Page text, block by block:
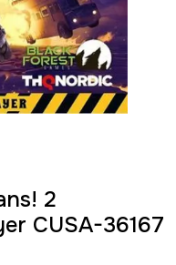
2
CUSA-36167